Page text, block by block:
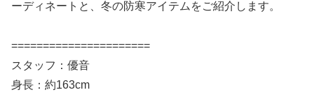
ーディネートと、冬の防寒アイテムをご紹介します。
======================
スタッフ：優音
身長：約163cm